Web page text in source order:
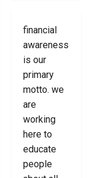
financial
awareness
is our
primary
motto. we
are
working
here to
educate
people